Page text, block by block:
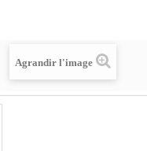
Agrandir l'image